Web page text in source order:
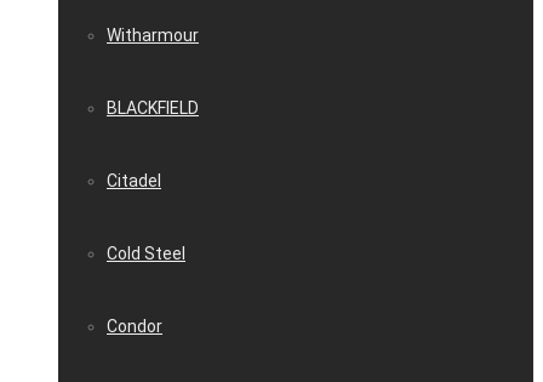
Witharmour
BLACKFIELD
Citadel
Cold Steel
Condor